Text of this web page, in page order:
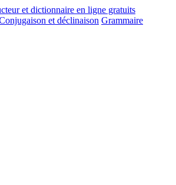
et déclinaison Grammaire